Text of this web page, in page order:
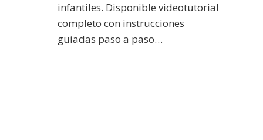
infantiles. Disponible videotutorial
completo con instrucciones
guiadas paso a paso…